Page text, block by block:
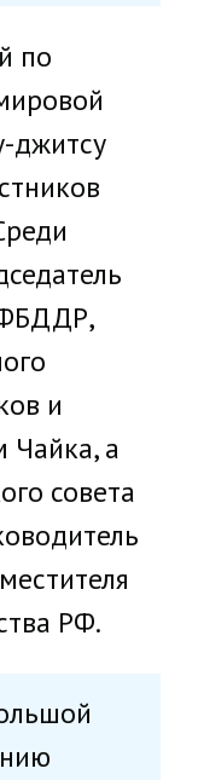
по
джитсу
ФБДДР,
и
Чайка, а
совета
РФ.